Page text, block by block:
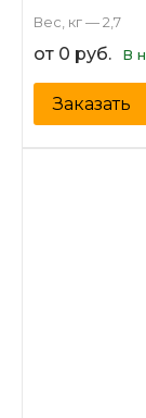
Вес, кг — 2,7
от 0 руб. В
Заказать